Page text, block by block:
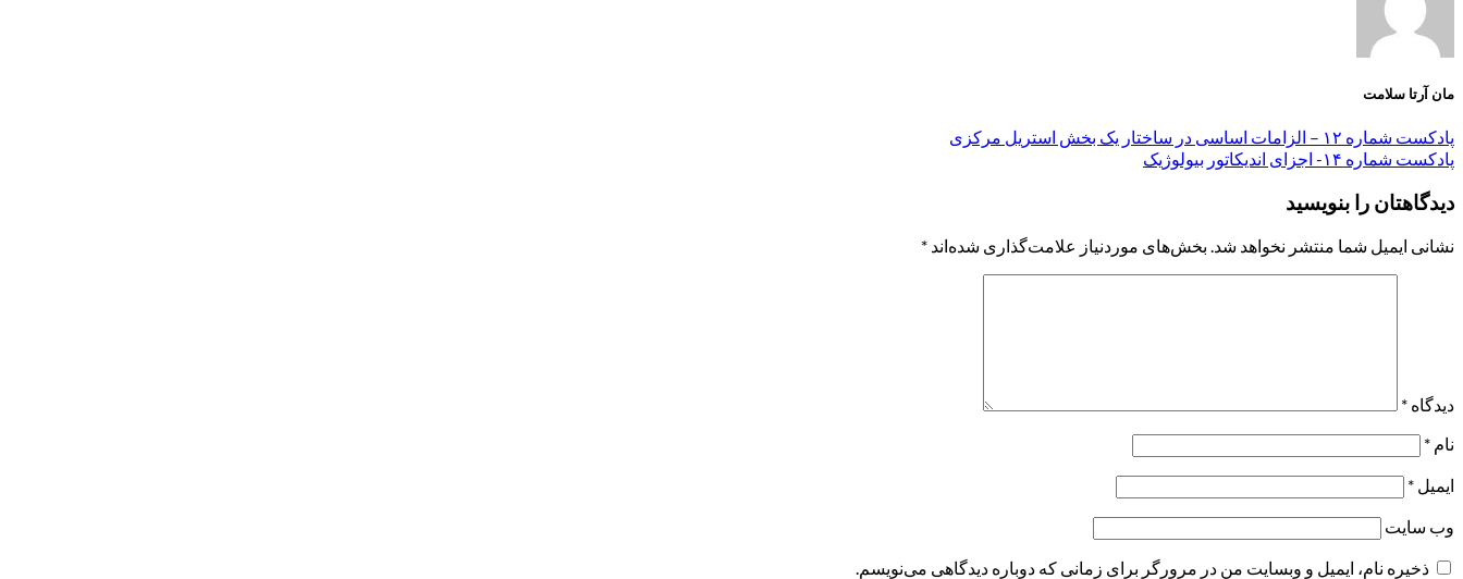
مان آرتا سلامت
پادکست شماره ۱۲ – الزامات اساسی در ساختار یک بخش استریل مرکزی
پادکست شماره ۱۴- اجزای اندیکاتور بیولوژیک
دیدگاهتان را بنویسید
نشانی ایمیل شما منتشر نخواهد شد. بخش‌های موردنیاز علامت‌گذاری شده‌اند *
دیدگاه *
نام *
ایمیل *
وب‌ سایت
ذخیره نام، ایمیل و وبسایت من در مرورگر برای زمانی که دوباره دیدگاهی می‌نویسم.